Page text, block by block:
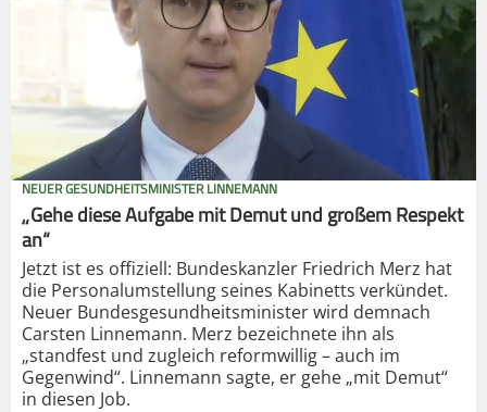
NEUER GESUNDHEITSMINISTER LINNEMANN
„Gehe diese Aufgabe mit Demut und großem Respekt
an“
Jetzt ist es offiziell: Bundeskanzler Friedrich Merz hat
die Personalumstellung seines Kabinetts verkündet.
Neuer Bundesgesundheitsminister wird demnach
Carsten Linnemann. Merz bezeichnete ihn als
„standfest und zugleich reformwillig – auch im
Gegenwind“. Linnemann sagte, er gehe „mit Demut“
in diesen Job.